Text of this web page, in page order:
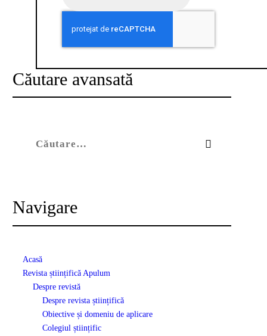
Căutare avansată
Navigare
Acasă
Revista științifică Apulum
Despre revistă
Despre revista științifică
Obiective și domeniu de aplicare
Colegiul științific